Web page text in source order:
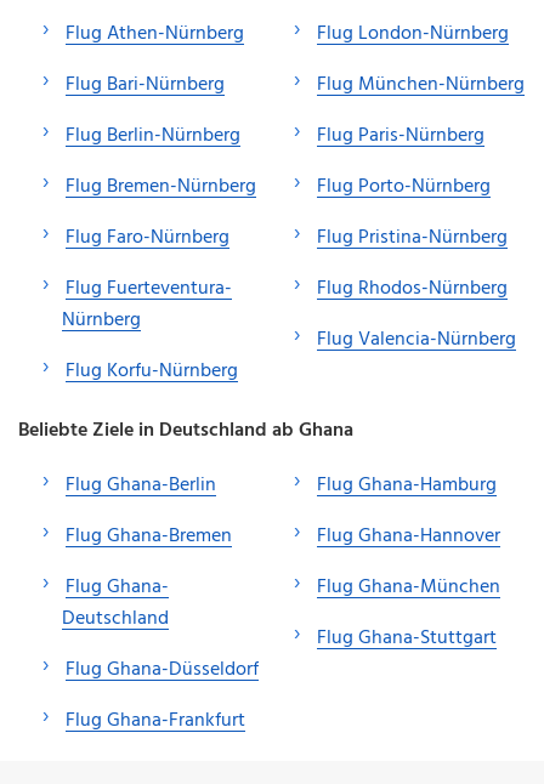
Flug Athen-Nürnberg
Flug Bari-Nürnberg
Flug Berlin-Nürnberg
Flug Bremen-Nürnberg
Flug Faro-Nürnberg
Flug Fuerteventura-
Nürnberg
Flug Korfu-Nürnberg
Flug London-Nürnberg
Flug München-Nürnberg
Flug Paris-Nürnberg
Flug Porto-Nürnberg
Flug Pristina-Nürnberg
Flug Rhodos-Nürnberg
Flug Valencia-Nürnberg
Beliebte Ziele in Deutschland ab Ghana
Flug Ghana-Berlin
Flug Ghana-Bremen
Flug Ghana-
Deutschland
Flug Ghana-Düsseldorf
Flug Ghana-Frankfurt
Flug Ghana-Hamburg
Flug Ghana-Hannover
Flug Ghana-München
Flug Ghana-Stuttgart